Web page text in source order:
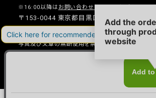
※16:00以降は お問い合わせフォーム
〒153-0044 東京都目黒区大橋 2-16-26 1F・
写真及び文章の無断使用を禁じます。
Copyright © 2026 SEMPRE DESIGN CO.,